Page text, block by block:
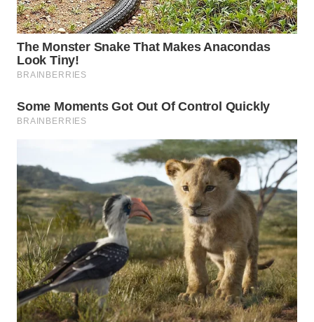
KONSUMEN
WAHANA
LISTRIK
TRAVEL
WAHANANEWS
ID
WAHANANEWS
CO ID
WAHANANEWS
NET